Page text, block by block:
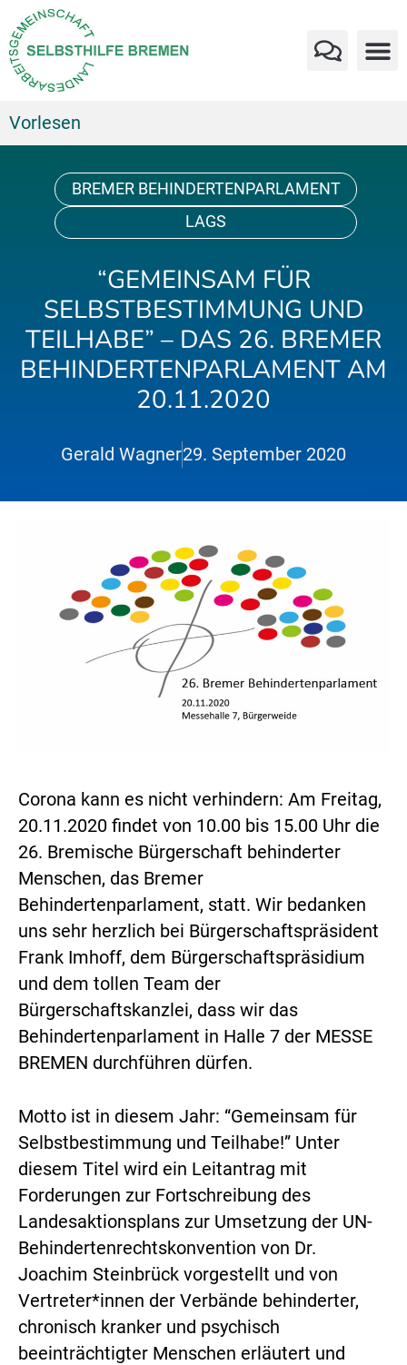
Vorlesen
BREMER BEHINDERTENPARLAMENT
LAGS
“GEMEINSAM FÜR
SELBSTBESTIMMUNG UND
TEILHABE” – DAS 26. BREMER
BEHINDERTENPARLAMENT AM
20.11.2020
Gerald Wagner29. September 2020
Corona kann es nicht verhindern: Am Freitag,
20.11.2020 findet von 10.00 bis 15.00 Uhr die
26. Bremische Bürgerschaft behinderter
Menschen, das Bremer
Behindertenparlament, statt. Wir bedanken
uns sehr herzlich bei Bürgerschaftspräsident
Frank Imhoff, dem Bürgerschaftspräsidium
und dem tollen Team der
Bürgerschaftskanzlei, dass wir das
Behindertenparlament in Halle 7 der MESSE
BREMEN durchführen dürfen.
Motto ist in diesem Jahr: “Gemeinsam für
Selbstbestimmung und Teilhabe!” Unter
diesem Titel wird ein Leitantrag mit
Forderungen zur Fortschreibung des
Landesaktionsplans zur Umsetzung der UN-
Behindertenrechtskonvention von Dr.
Joachim Steinbrück vorgestellt und von
Vertreter*innen der Verbände behinderter,
chronisch kranker und psychisch
beeinträchtigter Menschen erläutert und